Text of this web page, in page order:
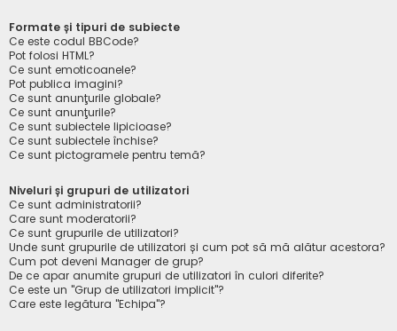
Formate și tipuri de subiecte
Ce este codul BBCode?
Pot folosi HTML?
Ce sunt emoticoanele?
Pot publica imagini?
Ce sunt anunţurile globale?
Ce sunt anunţurile?
Ce sunt subiectele lipicioase?
Ce sunt subiectele închise?
Ce sunt pictogramele pentru temă?
Niveluri și grupuri de utilizatori
Ce sunt administratorii?
Care sunt moderatorii?
Ce sunt grupurile de utilizatori?
Unde sunt grupurile de utilizatori și cum pot să mă alătur acestora?
Cum pot deveni Manager de grup?
De ce apar anumite grupuri de utilizatori în culori diferite?
Ce este un "Grup de utilizatori implicit"?
Care este legătura "Echipa"?